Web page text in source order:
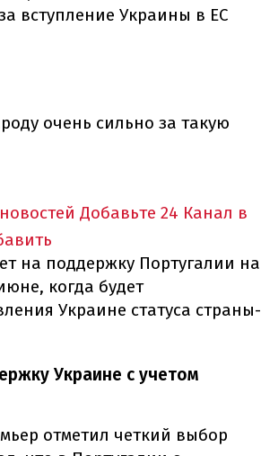
вступление Украины в ЕС
очень сильно за такую
Добавьте 24 Канал в
на поддержку Португалии на
когда будет
Украине статуса страны-
Украине с учетом
отметил четкий выбор